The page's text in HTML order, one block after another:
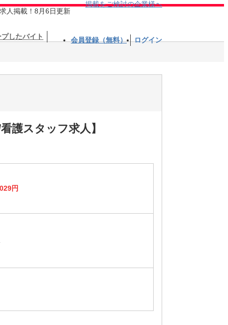
人掲載！8月6日更新
掲載をご検討の企業様へ
プしたバイト 会員登録（無料） ログイン
護スタッフ求人】
円